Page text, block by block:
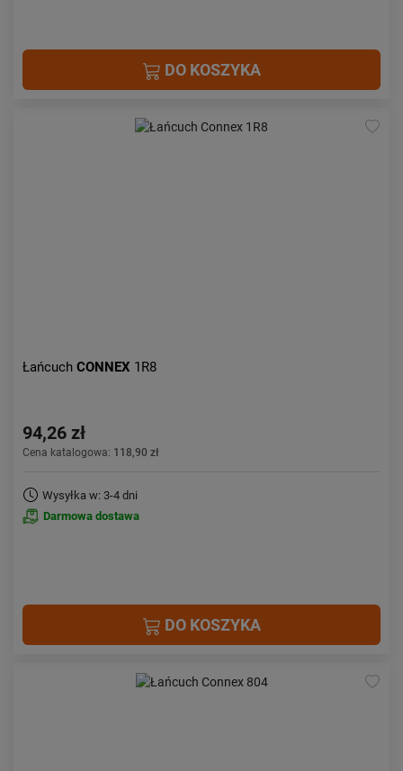
DO KOSZYKA
Łańcuch CONNEX 1R8
94,26 zł
Cena katalogowa: 118,90 zł
Wysyłka w: 3-4 dni
Darmowa dostawa
DO KOSZYKA